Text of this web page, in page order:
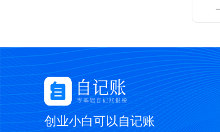
创业小白可以自记账